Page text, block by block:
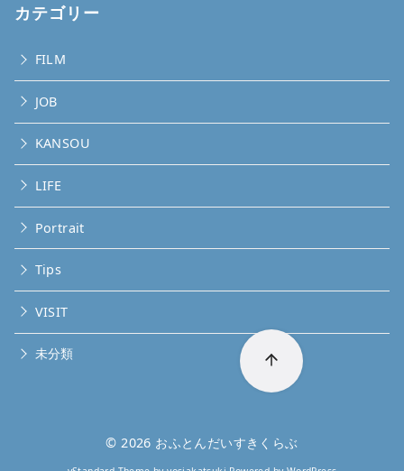
カテゴリー
FILM
JOB
KANSOU
LIFE
Portrait
Tips
VISIT
未分類
© 2026 おふとんだいすきくらぶ